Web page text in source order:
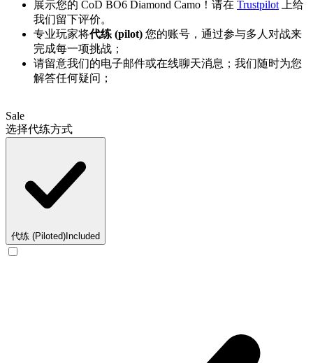
展示您的 CoD BO6 Diamond Camo！请在 Trustpilot 上给
我们留下评价。
专业玩家将代练 (pilot) 您的账号，通过参与多人对战来
完成每一项挑战；
请留意我们的电子邮件或在线聊天消息；我们随时为您
解答任何疑问；
Sale
选择代练方式
代练 (Piloted) Included